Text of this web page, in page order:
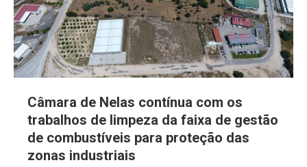
Câmara de Nelas contínua com os
trabalhos de limpeza da faixa de gestão
de combustíveis para proteção das
zonas industriais